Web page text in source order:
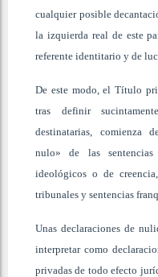
cualquier posible
la izquierda real de este
referente identitario y de
De este modo, el Título
tras definir
destinatarias, comienza
nulo» de las
ideológicos o de
tribunales y sentencias
Unas declaraciones de
interpretar como
privadas de todo efecto